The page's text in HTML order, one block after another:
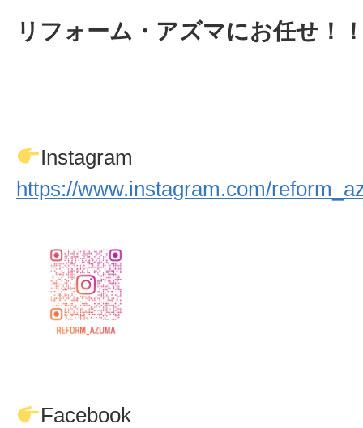
リフォーム・アズマにお任せ！
Instagram
https://www.instagram.com/
Facebook